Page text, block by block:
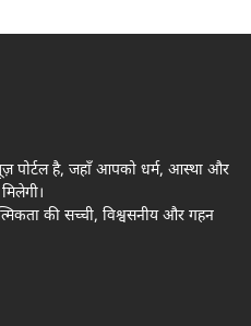
पोर्टल है, जहाँ आपको धर्म, आस्था और
की सच्ची, विश्वसनीय और गहन